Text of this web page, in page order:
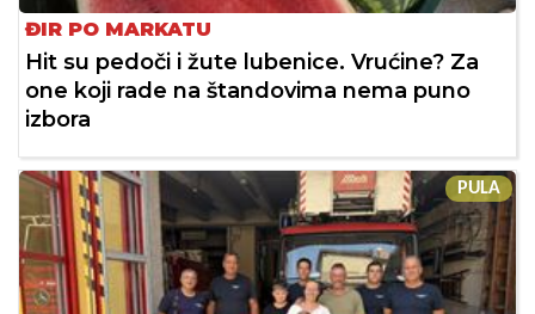
ĐIR PO MARKATU
Hit su pedoči i žute lubenice. Vrućine? Za
one koji rade na štandovima nema puno
izbora
PULA